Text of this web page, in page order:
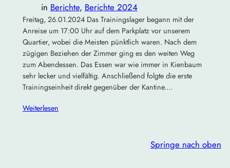
in Berichte, Berichte 2024
Freitag, 26.01.2024 Das Trainingslager begann mit der
Anreise um 17:00 Uhr auf dem Parkplatz vor unserem
Quartier, wobei die Meisten pünktlich waren. Nach dem
zügigen Beziehen der Zimmer ging es den weiten Weg
zum Abendessen. Das Essen war wie immer in Kienbaum
sehr lecker und vielfältig. Anschließend folgte die erste
Trainingseinheit direkt gegenüber der Kantine.…
Weiterlesen
Springe nach oben